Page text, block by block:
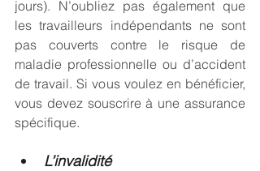
jours). N’oubliez pas également que
les travailleurs indépendants ne sont
pas couverts contre le risque de
maladie professionnelle ou d’accident
de travail. Si vous voulez en bénéficier,
vous devez souscrire à une assurance
spécifique.
L’invalidité